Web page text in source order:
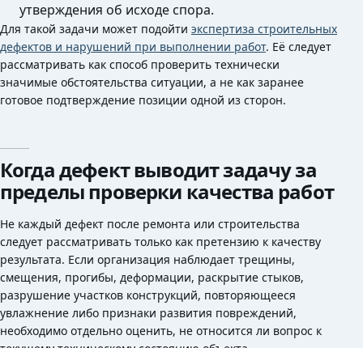
утверждения об исходе спора.
Для такой задачи может подойти экспертиза строительных
дефектов и нарушений при выполнении работ. Её следует
рассматривать как способ проверить технически
значимые обстоятельства ситуации, а не как заранее
готовое подтверждение позиции одной из сторон.
Когда дефект выводит задачу за
пределы проверки качества работ
Не каждый дефект после ремонта или строительства
следует рассматривать только как претензию к качеству
результата. Если организация наблюдает трещины,
смещения, прогибы, деформации, раскрытие стыков,
разрушение участков конструкций, повторяющееся
увлажнение либо признаки развития повреждений,
необходимо отдельно оценить, не относится ли вопрос к